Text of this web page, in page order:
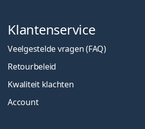
Klantenservice
Veelgestelde vragen (FAQ)
Retourbeleid
Kwaliteit klachten
Account